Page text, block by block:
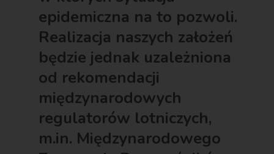
epidemiczna na to pozwoli.
Realizacja naszych założeń
będzie jednak uzależniona
od rekomendacji
międzynarodowych
regulatorów lotniczych,
m.in. Międzynarodowego